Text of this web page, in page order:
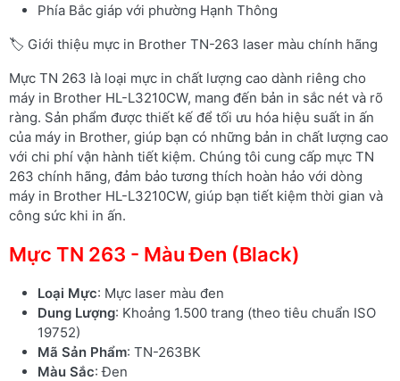
Phía Bắc giáp với phường Hạnh Thông
🏷️ Giới thiệu mực in Brother TN-263 laser màu chính hãng
Mực TN 263 là loại mực in chất lượng cao dành riêng cho
máy in Brother HL-L3210CW, mang đến bản in sắc nét và rõ
ràng. Sản phẩm được thiết kế để tối ưu hóa hiệu suất in ấn
của máy in Brother, giúp bạn có những bản in chất lượng cao
với chi phí vận hành tiết kiệm. Chúng tôi cung cấp mực TN
263 chính hãng, đảm bảo tương thích hoàn hảo với dòng
máy in Brother HL-L3210CW, giúp bạn tiết kiệm thời gian và
công sức khi in ấn.
Mực TN 263 - Màu Đen (Black)
Loại Mực: Mực laser màu đen
Dung Lượng: Khoảng 1.500 trang (theo tiêu chuẩn ISO
19752)
Mã Sản Phẩm: TN-263BK
Màu Sắc: Đen